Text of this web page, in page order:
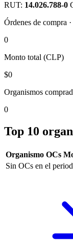
RUT: 14.026.788-0
Órdenes de compra
0
Monto total (CLP)
$0
Organismos
0
Top 10
Organismo OCs
Sin OCs en el